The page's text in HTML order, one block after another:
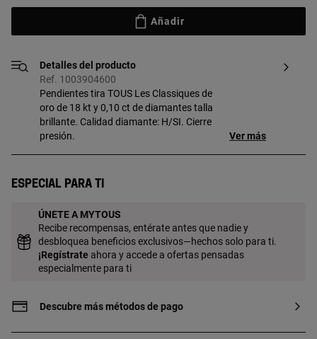
Añadir
Detalles del producto
Ref. 1003904600
Pendientes tira TOUS Les Classiques de
oro de 18 kt y 0,10 ct de diamantes talla
brillante. Calidad diamante: H/SI. Cierre
presión.
Ver más
Especial para ti
ÚNETE A MYTOUS
Recibe recompensas, entérate antes que nadie y
desbloquea beneficios exclusivos—hechos solo para ti.
¡Regístrate ahora y accede a ofertas pensadas
especialmente para ti
Descubre más métodos de pago